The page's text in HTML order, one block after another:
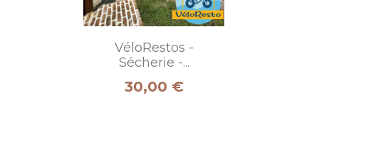
VéloRestos -
Sécherie -...
Prix
30,00 €